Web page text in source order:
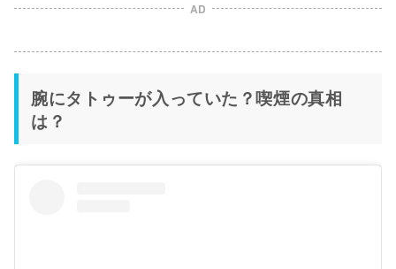
AD
腕にタトゥーが入っていた？喫煙の真相
は？